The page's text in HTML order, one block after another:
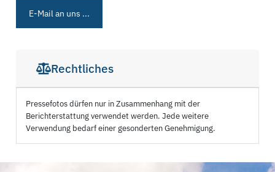
E-Mail an uns ...
Rechtliches
Pressefotos dürfen nur in Zusammenhang mit der
Berichterstattung verwendet werden. Jede weitere
Verwendung bedarf einer gesonderten Genehmigung.